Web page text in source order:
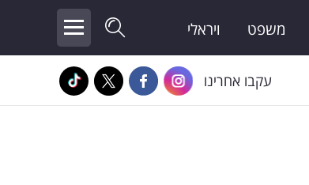
משפט ויראלי
עקבו אחרינו